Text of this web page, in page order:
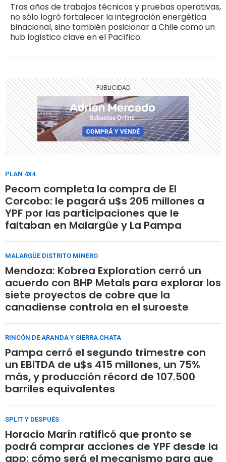
Tras años de trabajos técnicos y pruebas operativas,
no sólo logró fortalecer la integración energética
binacional, sino también posicionar a Chile como un
hub logístico clave en el Pacífico.
PLAN 4X4
Pecom completa la compra de El
Corcobo: le pagará u$s 205 millones a
YPF por las participaciones que le
faltaban en Malargüe y La Pampa
MALARGÜE DISTRITO MINERO
Mendoza: Kobrea Exploration cerró un
acuerdo con BHP Metals para explorar los
siete proyectos de cobre que la
canadiense controla en el suroeste
RINCÓN DE ARANDA Y SIERRA CHATA
Pampa cerró el segundo trimestre con
un EBITDA de u$s 415 millones, un 75%
más, y producción récord de 107.500
barriles equivalentes
SPLIT Y DESPUÉS
Horacio Marín ratificó que pronto se
podrá comprar acciones de YPF desde la
app: cómo será el mecanismo para que